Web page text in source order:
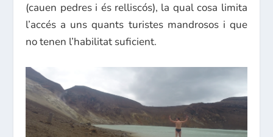
(cauen pedres i és relliscós), la qual cosa limita
l’accés a uns quants turistes mandrosos i que
no tenen l’habilitat suficient.